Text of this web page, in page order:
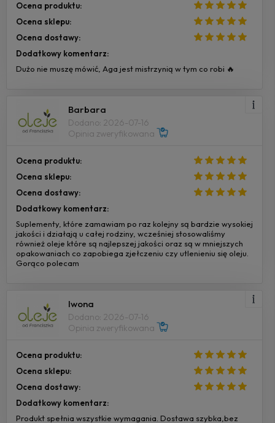
Ocena produktu:
Ocena sklepu:
Ocena dostawy:
Dodatkowy komentarz:
Dużo nie muszę mówić, Aga jest mistrzynią w tym co robi 🔥
Barbara
Dodano: 2026-07-16
Opinia zweryfikowana
Ocena produktu:
Ocena sklepu:
Ocena dostawy:
Dodatkowy komentarz:
Suplementy, które zamawiam po raz kolejny są bardzie wysokiej
jakości i działają u całej rodziny, wcześniej stosowaliśmy
również oleje które są najlepszej jakości oraz są w mniejszych
opakowaniach co zapobiega zjełczeniu czy utlenieniu się oleju.
Gorąco polecam
Iwona
Dodano: 2026-07-16
Opinia zweryfikowana
Ocena produktu:
Ocena sklepu:
Ocena dostawy:
Dodatkowy komentarz:
Produkt spełnia wszystkie wymagania. Dostawa szybka,bez